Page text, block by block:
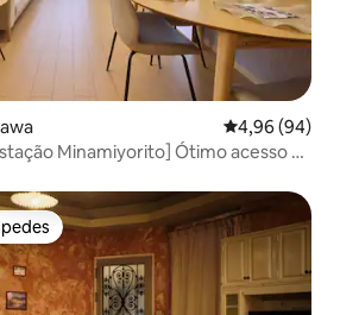
4,96 de uma
4,96 (94)
Minamiyorito] Ótimo acesso ao
quartos e 1 banheiro | Espaço amplo.
dos hóspedes